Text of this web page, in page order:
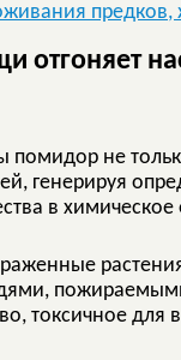
отгоняет
помидор не
генерируя
в
токсичное для